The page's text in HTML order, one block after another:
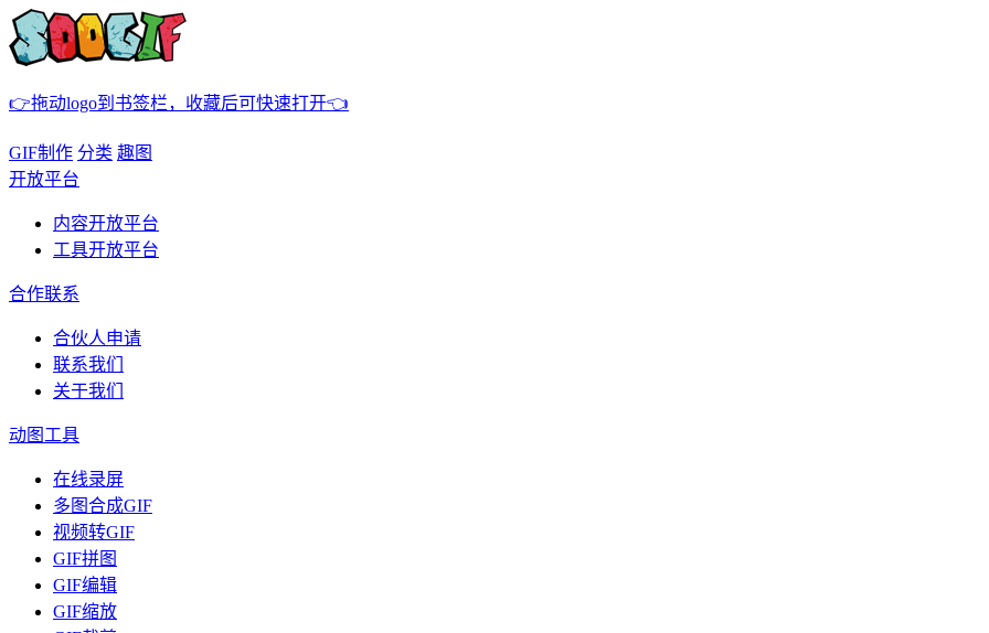
👉拖动logo到书签栏，收藏后可快速打开👈
GIF制作 分类 趣图
开放平台
内容开放平台
工具开放平台
合作联系
合伙人申请
联系我们
关于我们
动图工具
在线录屏
多图合成GIF
视频转GIF
GIF拼图
GIF编辑
GIF缩放